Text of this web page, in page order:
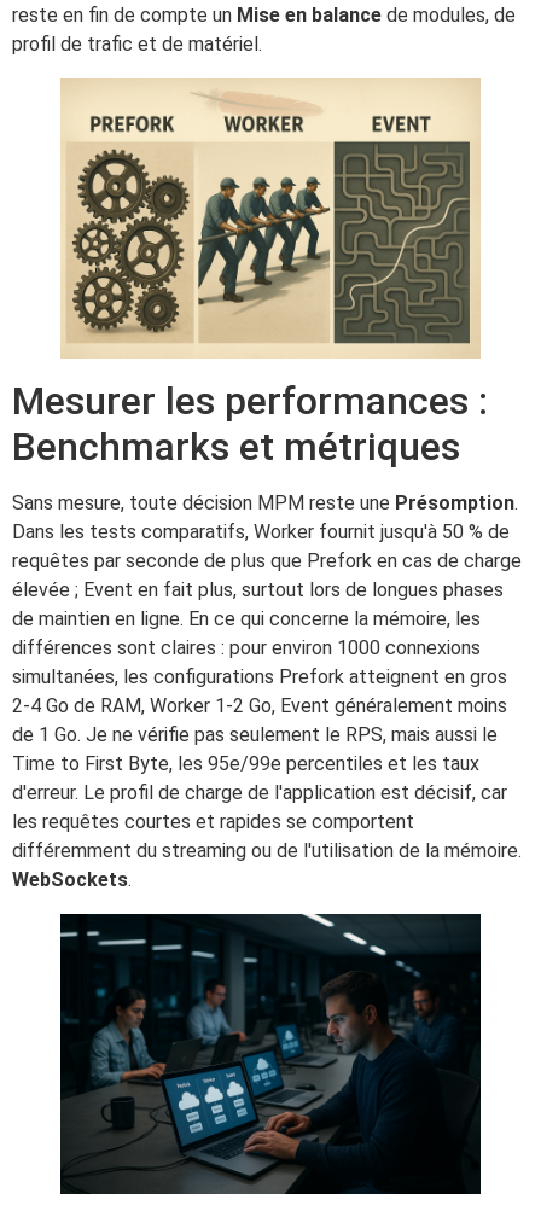
reste en fin de compte un Mise en balance de modules, de
profil de trafic et de matériel.
Mesurer les performances :
Benchmarks et métriques
Sans mesure, toute décision MPM reste une Présomption.
Dans les tests comparatifs, Worker fournit jusqu'à 50 % de
requêtes par seconde de plus que Prefork en cas de charge
élevée ; Event en fait plus, surtout lors de longues phases
de maintien en ligne. En ce qui concerne la mémoire, les
différences sont claires : pour environ 1000 connexions
simultanées, les configurations Prefork atteignent en gros
2-4 Go de RAM, Worker 1-2 Go, Event généralement moins
de 1 Go. Je ne vérifie pas seulement le RPS, mais aussi le
Time to First Byte, les 95e/99e percentiles et les taux
d'erreur. Le profil de charge de l'application est décisif, car
les requêtes courtes et rapides se comportent
différemment du streaming ou de l'utilisation de la mémoire.
WebSockets.